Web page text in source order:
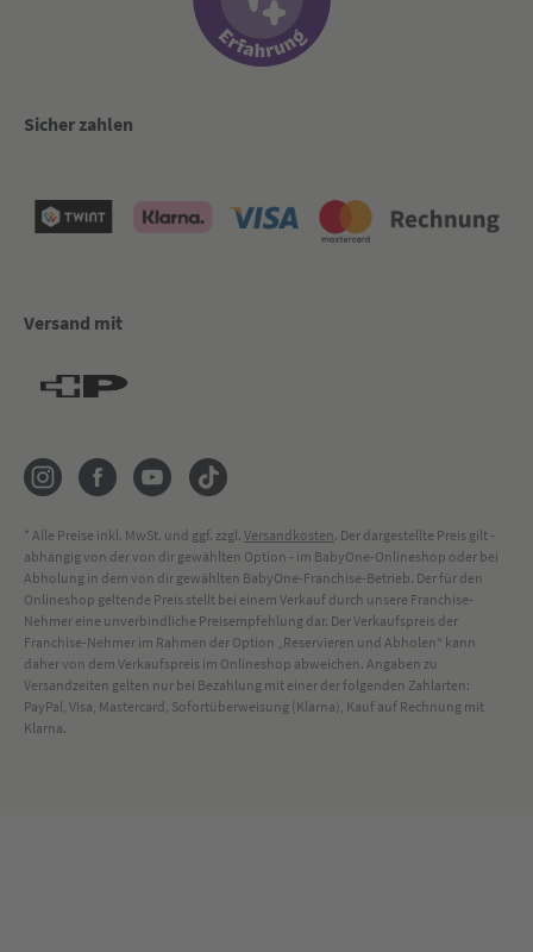
Sicher zahlen
Versand mit
* Alle Preise inkl. MwSt. und ggf. zzgl. Versandkosten. Der dargestellte Preis gilt -
abhängig von der von dir gewählten Option - im BabyOne-Onlineshop oder bei
Abholung in dem von dir gewählten BabyOne-Franchise-Betrieb. Der für den
Onlineshop geltende Preis stellt bei einem Verkauf durch unsere Franchise-
Nehmer eine unverbindliche Preisempfehlung dar. Der Verkaufspreis der
Franchise-Nehmer im Rahmen der Option „Reservieren und Abholen“ kann
daher von dem Verkaufspreis im Onlineshop abweichen. Angaben zu
Versandzeiten gelten nur bei Bezahlung mit einer der folgenden Zahlarten:
PayPal, Visa, Mastercard, Sofortüberweisung (Klarna), Kauf auf Rechnung mit
Klarna.